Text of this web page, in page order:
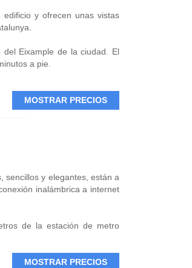
y ofrecen unas vistas
del Eixample de la ciudad. El
a pie.
MOSTRAR PRECIOS
sencillos y elegantes, están a
inalámbrica a internet
de la estación de metro
por la UNESCO, se
MOSTRAR PRECIOS